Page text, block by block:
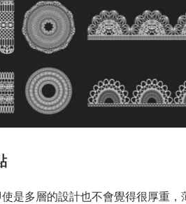
是多層的設計也不會覺得很厚重